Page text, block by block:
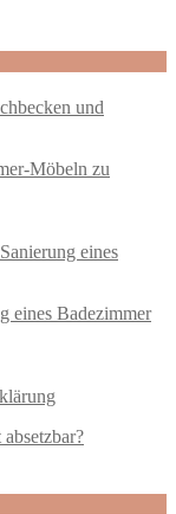
Möbeln zu
eines Badezimmer